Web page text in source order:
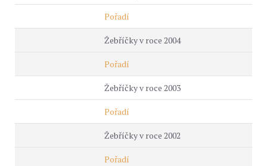
Pořadí
Žebříčky v roce 2004
Pořadí
Žebříčky v roce 2003
Pořadí
Žebříčky v roce 2002
Pořadí